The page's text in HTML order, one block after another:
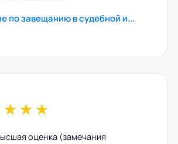
по завещанию в судебной и...
★★★
оценка (замечания